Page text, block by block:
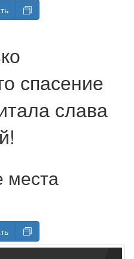
спасение
слава
места